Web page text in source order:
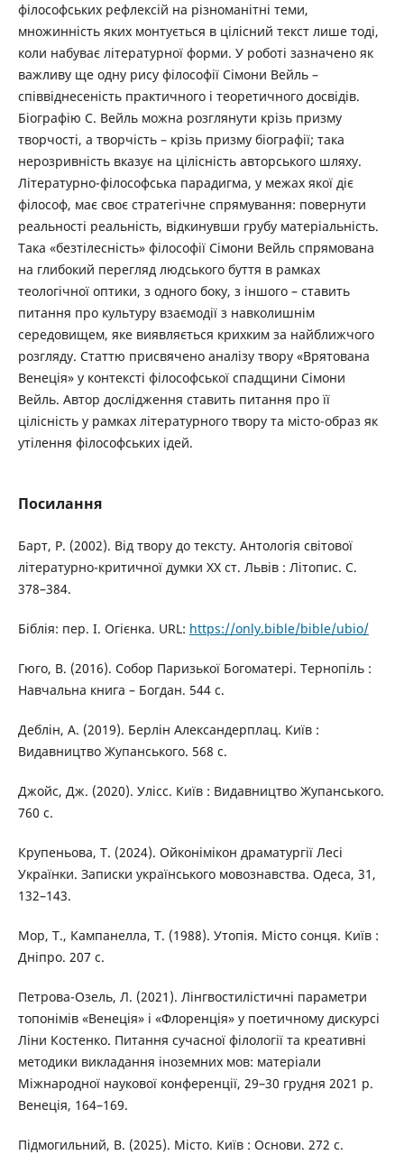
філософських рефлексій на різноманітні теми,
множинність яких монтується в цілісний текст лише тоді,
коли набуває літературної форми. У роботі зазначено як
важливу ще одну рису філософії Сімони Вейль –
співвіднесеність практичного і теоретичного досвідів.
Біографію С. Вейль можна розглянути крізь призму
творчості, а творчість – крізь призму біографії; така
нерозривність вказує на цілісність авторського шляху.
Літературно-філософська парадигма, у межах якої діє
філософ, має своє стратегічне спрямування: повернути
реальності реальність, відкинувши грубу матеріальність.
Така «безтілесність» філософії Сімони Вейль спрямована
на глибокий перегляд людського буття в рамках
теологічної оптики, з одного боку, з іншого – ставить
питання про культуру взаємодії з навколишнім
середовищем, яке виявляється крихким за найближчого
розгляду. Статтю присвячено аналізу твору «Врятована
Венеція» у контексті філософської спадщини Сімони
Вейль. Автор дослідження ставить питання про її
цілісність у рамках літературного твору та місто-образ як
утілення філософських ідей.
Посилання
Барт, Р. (2002). Від твору до тексту. Антологія світової
літературно-критичної думки ХХ ст. Львів : Літопис. С.
378–384.
Біблія: пер. І. Огієнка. URL: https://only.bible/bible/ubio/
Гюго, В. (2016). Собор Паризької Богоматері. Тернопіль :
Навчальна книга – Богдан. 544 с.
Деблін, А. (2019). Берлін Александерплац. Київ :
Видавництво Жупанського. 568 с.
Джойс, Дж. (2020). Улісс. Київ : Видавництво Жупанського.
760 с.
Крупеньова, Т. (2024). Ойконімікон драматургії Лесі
Українки. Записки українського мовознавства. Одеса, 31,
132–143.
Мор, Т., Кампанелла, Т. (1988). Утопія. Місто сонця. Київ :
Дніпро. 207 с.
Петрова-Озель, Л. (2021). Лінгвостилістичні параметри
топонімів «Венеція» і «Флоренція» у поетичному дискурсі
Ліни Костенко. Питання сучасної філології та креативні
методики викладання іноземних мов: матеріали
Міжнародної наукової конференції, 29–30 грудня 2021 р.
Венеція, 164–169.
Підмогильний, В. (2025). Місто. Київ : Основи. 272 с.